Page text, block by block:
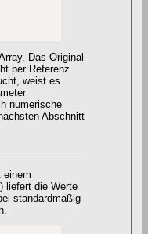
Das Original
per Referenz
weist es
numerische
Abschnitt
einem
liefert die Werte
standardmäßig